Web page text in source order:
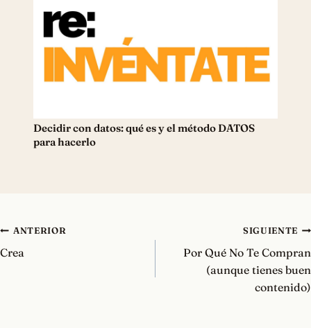
Decidir con datos: qué es y el método DATOS
para hacerlo
Navegación
de
ANTERIOR
Crea
SIGUIENTE
Por Qué No Te Compran
(aunque tienes buen
contenido)